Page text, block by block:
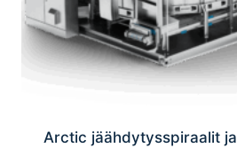
Arctic jäähdytysspiraalit ja